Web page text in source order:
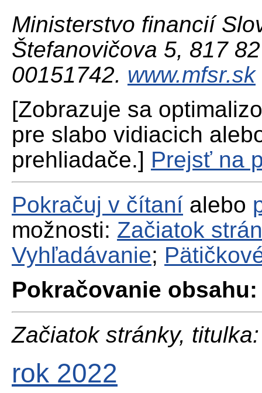
Ministerstvo financií
Štefanovičova 5, 817
00151742. www.mfsr.sk
[Zobrazuje sa
pre slabo vidiacich
prehliadače.] Prejsť na
Pokračuj v čítaní alebo
možnosti: Začiatok
Vyhľadávanie;
Pokračovanie obsahu:
Začiatok stránky, titulka:
rok 2022